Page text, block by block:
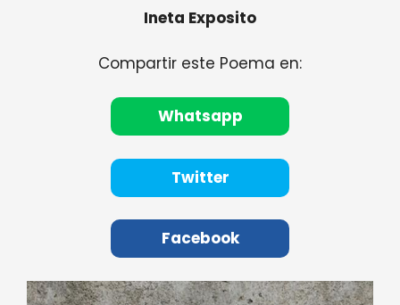
Ineta Exposito
Compartir este Poema en:
Whatsapp
Twitter
Facebook